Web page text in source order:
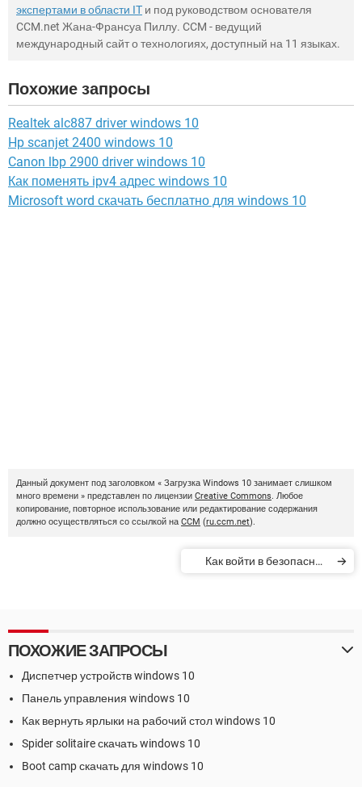
экспертами в области IT и под руководством основателя
CCM.net Жана-Франсуа Пиллу. CCM - ведущий
международный сайт о технологиях, доступный на 11 языках.
Похожие запросы
Realtek alc887 driver windows 10
Hp scanjet 2400 windows 10
Canon lbp 2900 driver windows 10
Как поменять ipv4 адрес windows 10
Microsoft word скачать бесплатно для windows 10
Данный документ под заголовком « Загрузка Windows 10 занимает слишком
много времени » представлен по лицензии Creative Commons. Любое
копирование, повторное использование или редактирование содержания
должно осуществляться со ссылкой на CCM (ru.ccm.net).
Как войти в безопасный
ПОХОЖИЕ ЗАПРОСЫ
Диспетчер устройств windows 10
Панель управления windows 10
Как вернуть ярлыки на рабочий стол windows 10
Spider solitaire скачать windows 10
Boot camp скачать для windows 10